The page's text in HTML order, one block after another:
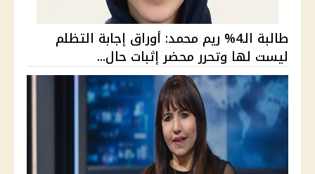
طالبة الـ4% ريم محمد: أوراق إجابة التظلم
ليست لها وتحرر محضر إثبات حال...